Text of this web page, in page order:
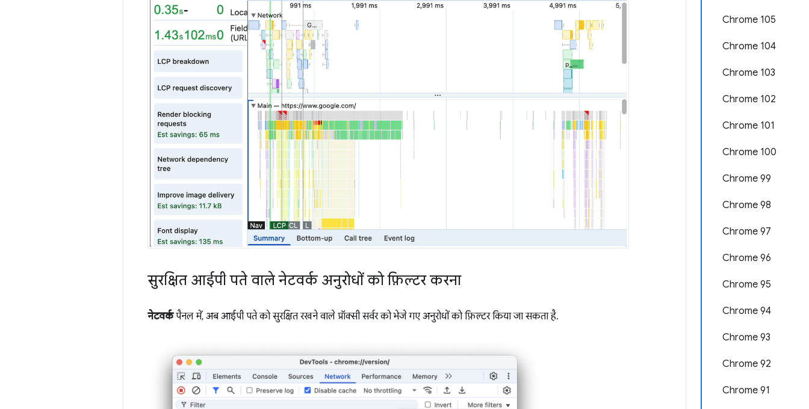
Chrome 105
Chrome 104
Chrome 103
Chrome 102
Chrome 101
Chrome 100
Chrome 99
Chrome 98
Chrome 97
Chrome 96
Chrome 95
Chrome 94
Chrome 93
Chrome 92
Chrome 91
सुरक्षित आईपी पते वाले नेटवर्क अनुरोधों को फ़िल्टर करना
नेटवर्कपैनल में, अब आईपी पते को सुरक्षित रखने वाले प्रॉक्सी सर्वर को भेजे गए अनुरोधों को फ़िल्टर किया जा सकता है.